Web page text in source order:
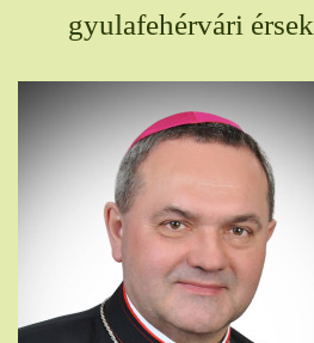
gyulafehérvári érsek